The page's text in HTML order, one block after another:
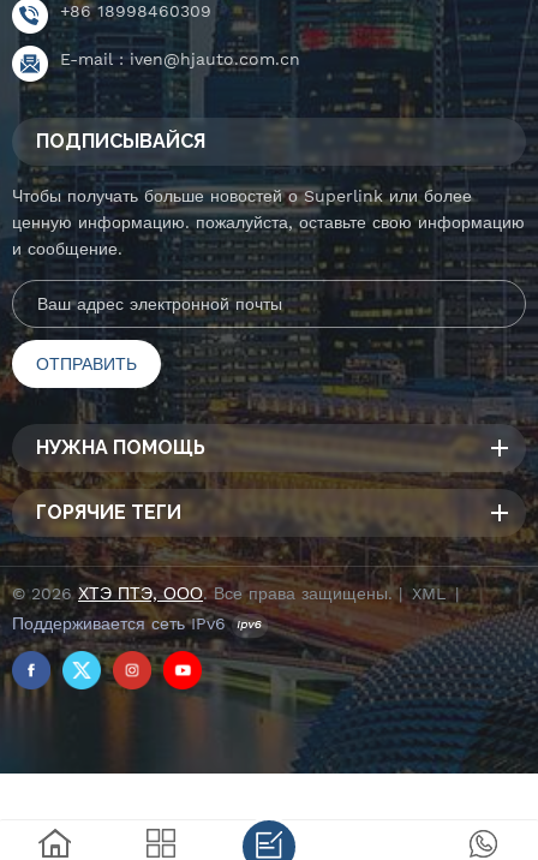
+86 18998460309
E-mail :iven@hjauto.com.cn
ПОДПИСЫВАЙСЯ
Чтобы получать больше новостей о Superlink или более
ценную информацию. пожалуйста, оставьте свою информацию
и сообщение.
НУЖНА ПОМОЩЬ
ГОРЯЧИЕ ТЕГИ
© 2026ХТЭ ПТЭ, ООО. Все права защищены. | XML|
Поддерживается сеть IPv6